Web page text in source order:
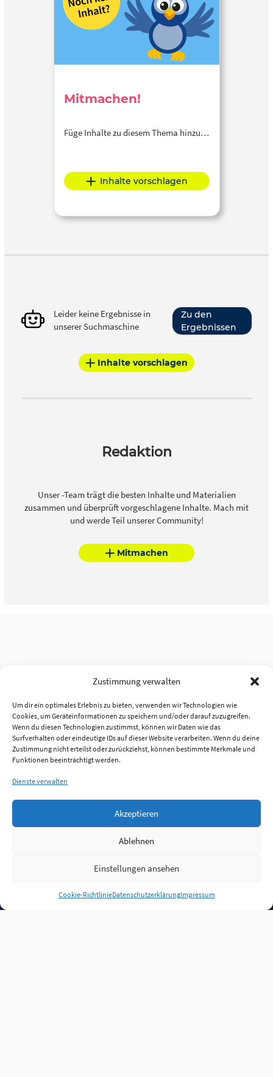
Zustimmung verwalten
Um dir ein optimales Erlebnis zu bieten, verwenden wir Technologien wie
Cookies, um Geräteinformationen zu speichern und/oder darauf zuzugreifen.
Wenn du diesen Technologien zustimmst, können wir Daten wie das
Surfverhalten oder eindeutige IDs auf dieser Website verarbeiten. Wenn du deine
Zustimmung nicht erteilst oder zurückziehst, können bestimmte Merkmale und
Funktionen beeinträchtigt werden.
Dienste verwalten
Akzeptieren
Ablehnen
Einstellungen ansehen
Cookie-RichtlinieDatenschutzerklärungImpressum
Mitmachen!
Füge Inhalte zu diesem Thema hinzu…
Inhalte vorschlagen
Leider keine Ergebnisse in
unserer Suchmaschine
Zu den
Ergebnissen
Inhalte vorschlagen
Redaktion
Unser -Team trägt die besten Inhalte und Materialien
zusammen und überprüft vorgeschlagene Inhalte. Mach mit
und werde Teil unserer Community!
Mitmachen
Anmelden
Jobs Partner FAQ Quellen